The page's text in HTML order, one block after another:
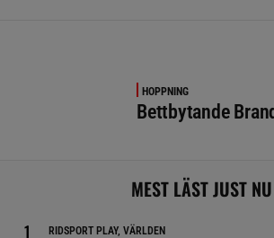
HOPPNING
Bettbytande
MEST LÄST JUST NU
RIDSPORT PLAY, VÄRLDEN